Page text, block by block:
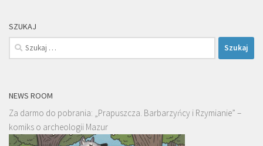
SZUKAJ
Szukaj:
NEWS ROOM
Za darmo do pobrania: „Prapuszcza. Barbarzyńcy i Rzymianie” –
komiks o archeologii Mazur